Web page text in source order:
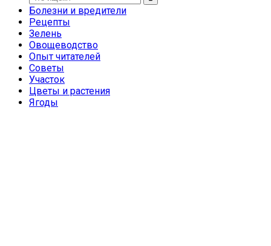
Болезни и вредители
Рецепты
Зелень
Овощеводство
Опыт читателей
Советы
Участок
Цветы и растения
Ягоды